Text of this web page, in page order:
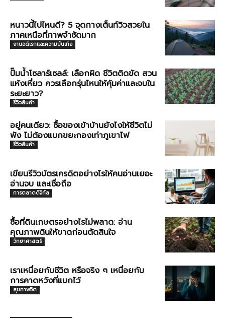
หนาวนี้ไปไหนดี? 5 จุดกางเต็นท์วิวสวยใน
ภาคเหนือที่ภาพจำชัดมาก
งานอดิเรกและความบันเทิง
ปั๊มน้ำโซลาร์เซลล์: เลือกผิด ชีวิตติดขัด สวน
แห้งเหี่ยว ควรเลือกรุ่นไหนให้คุ้มค่าและจบใน
ระยะยาว?
รีวิวสินค้า
อยู่คนเดียว: ซื้อของเข้าบ้านยังไงให้ชีวิตไม่
พัง ไม่ต้องแบกขยะกองเท่าภูเขาไฟ
รีวิวสินค้า
เขียนรีวิวบัตรเครดิตอย่างไรให้คนอ่านเยอะ
อ่านจบ และเชื่อถือ
การตลาดดิจิทัล
ซื้อที่ดินเกษตรอย่างไรไม่พลาด: อ่าน
คุณภาพดินให้ขาดก่อนตัดสินใจ
วิทยาศาสตร์
เราเหนื่อยกับชีวิต หรือจริง ๆ เหนื่อยกับ
การคาดหวังที่แบกไว้
สุขภาพจิต